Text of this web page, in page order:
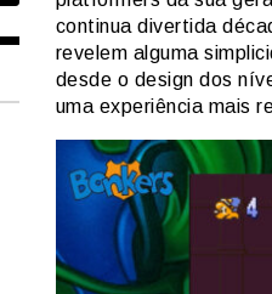
continua divertida
revelem alguma
desde o design dos
uma experiência mais